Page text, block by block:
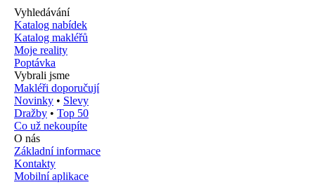
Vyhledávání
Katalog nabídek
Katalog makléřů
Moje reality
Poptávka
Vybrali jsme
Makléři doporučují
Novinky • Slevy
Dražby • Top 50
Co už nekoupíte
O nás
Základní informace
Kontakty
Mobilní aplikace